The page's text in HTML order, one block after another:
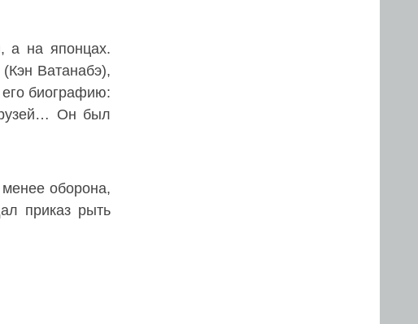
а на японцах.
Ватанабэ),
биографию:
Он был
оборона,
приказ рыть